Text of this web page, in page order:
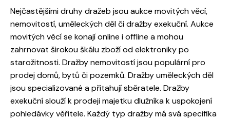
Nejčastějšími druhy dražeb jsou aukce movitých věcí,
nemovitostí, uměleckých děl či dražby exekuční. Aukce
movitých věcí se konají online i offline a mohou
zahrnovat širokou škálu zboží od elektroniky po
starožitnosti. Dražby nemovitostí jsou populární pro
prodej domů, bytů či pozemků. Dražby uměleckých děl
jsou specializované a přitahují sběratele. Dražby
exekuční slouží k prodeji majetku dlužníka k uspokojení
pohledávky věřitele. Každý typ dražby má svá specifika